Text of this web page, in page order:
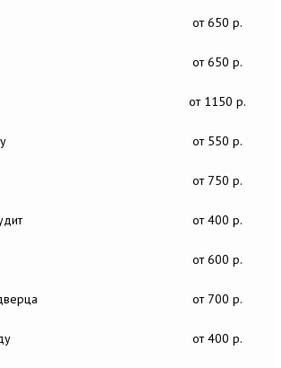
от 650 р.
от 650 р.
от 1150 р.
от 550 р.
от 750 р.
от 400 р.
от 600 р.
от 700 р.
от 400 р.